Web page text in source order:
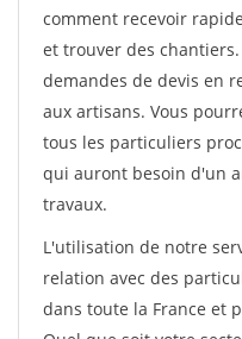
comment recevoir
et trouver des
demandes de devis en
aux artisans. Vous
tous les particuliers
qui auront besoin d'un
travaux.
L'utilisation de notre
relation avec des
dans toute la France et